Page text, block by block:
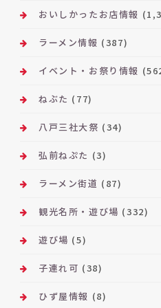
おいしかったお店情報
ラーメン情報 (387)
イベント・お祭り情報
ねぶた (77)
八戸三社大祭 (34)
弘前ねぷた (3)
ラーメン街道 (87)
観光名所・遊び場 (332)
遊び場 (5)
子連れ可 (38)
ひず屋情報 (8)